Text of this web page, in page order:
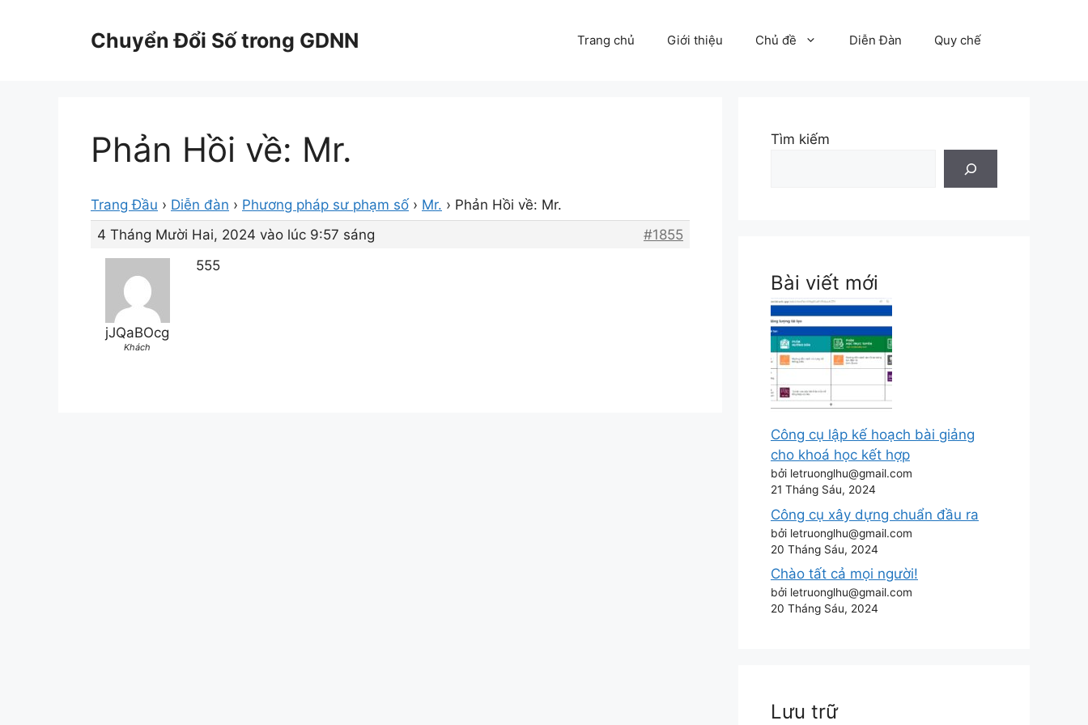
Chuyển Đổi Số trong GDNN Trang chủ Giới thiệu Chủ đề Diễn Đàn Quy chế
Phản Hồi về: Mr.
Trang Đầu › Diễn đàn › Phương pháp sư phạm số › Mr. › Phản Hồi về: Mr.
4 Tháng Mười Hai, 2024 vào lúc 9:57 sáng
#1855
jJQaBOcg
Khách
555
Tìm kiếm
Bài viết mới
Công cụ lập kế hoạch bài giảng
cho khoá học kết hợp
bởi letruonglhu@gmail.com
21 Tháng Sáu, 2024
Công cụ xây dựng chuẩn đầu ra
bởi letruonglhu@gmail.com
20 Tháng Sáu, 2024
Chào tất cả mọi người!
bởi letruonglhu@gmail.com
20 Tháng Sáu, 2024
Lưu trữ